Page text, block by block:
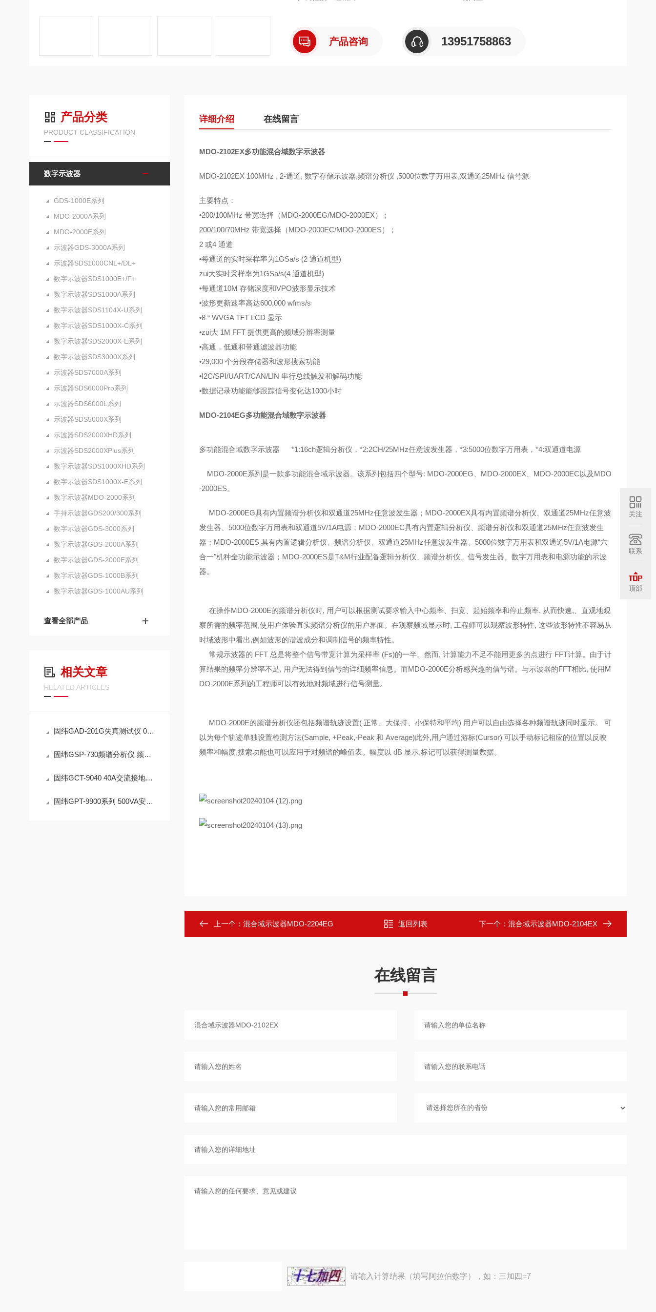
产品咨询 13951758863
产品分类
PRODUCT CLASSIFICATION
数字示波器
GDS-1000E系列
MDO-2000A系列
MDO-2000E系列
示波器GDS-3000A系列
示波器SDS1000CNL+/DL+
数字示波器SDS1000E+/F+
数字示波器SDS1000A系列
数字示波器SDS1104X-U系列
数字示波器SDS1000X-C系列
数字示波器SDS2000X-E系列
数字示波器SDS3000X系列
示波器SDS7000A系列
示波器SDS6000Pro系列
示波器SDS6000L系列
示波器SDS5000X系列
示波器SDS2000XHD系列
示波器SDS2000XPlus系列
数字示波器SDS1000XHD系列
数字示波器SDS1000X-E系列
数字示波器MDO-2000系列
手持示波器GDS200/300系列
数字示波器GDS-3000系列
数字示波器GDS-2000A系列
数字示波器GDS-2000E系列
数字示波器GDS-1000B系列
数字示波器GDS-1000AU系列
查看全部产品
相关文章
RELATED ARTICLES
固纬GAD-201G失真测试仪 0.1%-100%共七档 具自动换档与失真测量功能
固纬GSP-730频谱分析仪 频率范围：150kHz ~ 3GHz
固纬GCT-9040 40A交流接地阻抗测试 电阻量测范围1mΩ~650mΩ
固纬GPT-9900系列 500VA安规测试仪(GPT-9901A,GPT-9902A,GPT-9903A-9904)
详细介绍 在线留言
MDO-2102EX多功能混合域数字示波器
MDO-2102EX 100MHz , 2-通道, 数字存储示波器,频谱分析仪 ,5000位数字万用表,双通道25MHz 信号源
主要特点：
•200/100MHz 带宽选择（MDO-2000EG/MDO-2000EX） ;
200/100/70MHz 带宽选择（MDO-2000EC/MDO-2000ES）；
2 或4 通道
•每通道的实时采样率为1GSa/s (2 通道机型)
zui大实时采样率为1GSa/s(4 通道机型)
•每通道10M 存储深度和VPO波形显示技术
•波形更新速率高达600,000 wfms/s
•8 “ WVGA TFT LCD 显示
•zui大 1M FFT 提供更高的频域分辨率测量
•高通，低通和带通滤波器功能
•29,000 个分段存储器和波形搜索功能
•I2C/SPI/UART/CAN/LIN 串行总线触发和解码功能
•数据记录功能能够跟踪信号变化达1000小时
MDO-2104EG多功能混合域数字示波器
多功能混合域数字示波器 *1:16ch逻辑分析仪，*2:2CH/25MHz任意波发生器，*3:5000位数字万用表，*4:双通道电源
MDO-2000E系列是一款多功能混合域示波器。该系列包括四个型号: MDO-2000EG、MDO-2000EX、MDO-2000EC以及MDO
-2000ES。
MDO-2000EG具有内置频谱分析仪和双通道25MHz任意波发生器；MDO-2000EX具有内置频谱分析仪、双通道25MHz任意波
发生器、5000位数字万用表和双通道5V/1A电源；MDO-2000EC具有内置逻辑分析仪、频谱分析仪和双通道25MHz任意波发生
器；MDO-2000ES 具有内置逻辑分析仪、频谱分析仪、双通道25MHz任意波发生器、5000位数字万用表和双通道5V/1A电源“六
合一"机种全功能示波器；MDO-2000ES是T&M行业配备逻辑分析仪、频谱分析仪、信号发生器、数字万用表和电源功能的示波
器。
在操作MDO-2000E的频谱分析仪时, 用户可以根据测试要求输入中心频率、扫宽、起始频率和停止频率, 从而快速,、直观地观
察所需的频率范围,使用户体验直实频谱分析仪的用户界面。在观察频域显示时, 工程师可以观察波形特性, 这些波形特性不容易从
时域波形中看出,例如波形的谐波成分和调制信号的频率特性。
常规示波器的 FFT 总是将整个信号带宽计算为采样率 (Fs)的一半。然而, 计算能力不足不能用更多的点进行 FFT计算。由于计
算结果的频率分辨率不足, 用户无法得到信号的详细频率信息。而MDO-2000E分析感兴趣的信号谱。与示波器的FFT相比, 使用M
DO-2000E系列的工程师可以有效地对频域进行信号测量。
MDO-2000E的频谱分析仪还包括频谱轨迹设置( 正常、大保持、小保特和平均) 用户可以自由选择各种频谱轨迹同时显示。 可
以为每个轨迹单独设置检测方法(Sample, +Peak,-Peak 和 Average)此外,用户通过游标(Cursor) 可以手动标记相应的位置以反映
频率和幅度,搜索功能也可以应用于对频谱的峰值表。幅度以 dB 显示,标记可以获得测量数据。
上一个： 混合域示波器MDO-2204EG 返回列表 下一个： 混合域示波器MDO-2104EX
在线留言
请输入计算结果（填写阿拉伯数字），如：三加四=7
关注
联系
顶部